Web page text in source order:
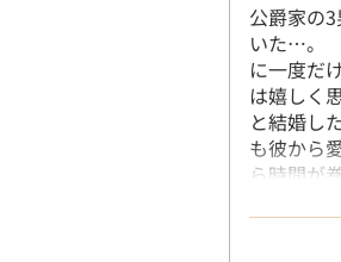
公爵家の
いた…。
に一度だ
は嬉しく
と結婚し
も彼から
ら時間が
もある
初心者だ